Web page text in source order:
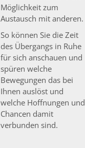
Möglichkeit zum
Austausch mit anderen.
So können Sie die Zeit
des Übergangs in Ruhe
für sich anschauen und
spüren welche
Bewegungen das bei
Ihnen auslöst und
welche Hoffnungen und
Chancen damit
verbunden sind.